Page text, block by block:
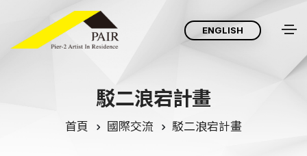
ENGLISH
駁二浪宕計畫
首頁 國際交流 駁二浪宕計畫